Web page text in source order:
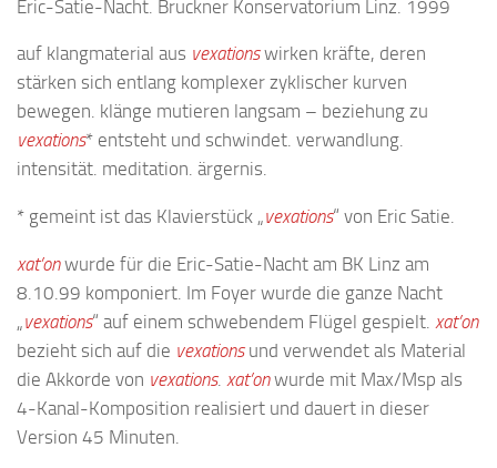
Eric-Satie-Nacht. Bruckner Konservatorium Linz. 1999
auf klangmaterial aus vexationswirken kräfte, deren
stärken sich entlang komplexer zyklischer kurven
bewegen. klänge mutieren langsam – beziehung zu
vexations* entsteht und schwindet. verwandlung.
intensität. meditation. ärgernis.
* gemeint ist das Klavierstück „vexations“ von Eric Satie.
xat’onwurde für die Eric-Satie-Nacht am BK Linz am
8.10.99 komponiert. Im Foyer wurde die ganze Nacht
„vexations“ auf einem schwebendem Flügel gespielt. xat’on
bezieht sich auf die vexationsund verwendet als Material
die Akkorde von vexations. xat’onwurde mit Max/Msp als
4-Kanal-Komposition realisiert und dauert in dieser
Version 45 Minuten.